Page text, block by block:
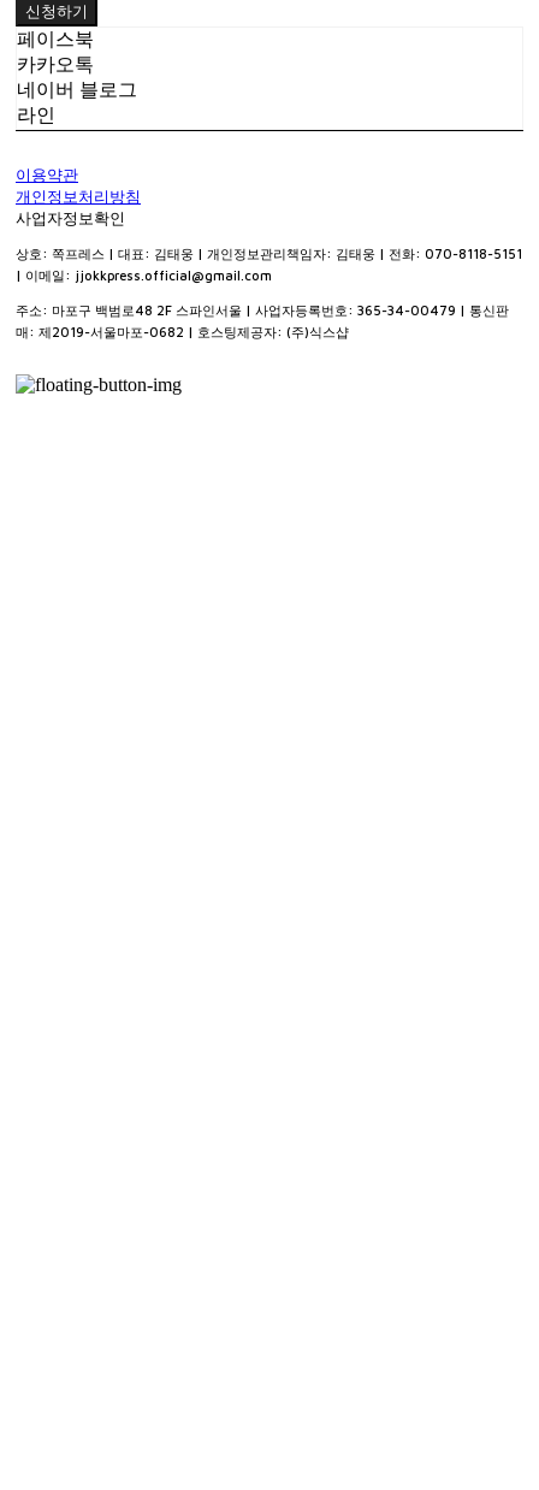
신청하기
페이스북
카카오톡
네이버 블로그
라인
이용약관
개인정보처리방침
사업자정보확인
상호: 쪽프레스 | 대표: 김태웅 | 개인정보관리책임자: 김태웅 | 전화: 070-8118-5151
| 이메일: jjokkpress.official@gmail.com
주소: 마포구 백범로48 2F 스파인서울 | 사업자등록번호: 365-34-00479 | 통신판
매: 제2019-서울마포-0682 | 호스팅제공자: (주)식스샵